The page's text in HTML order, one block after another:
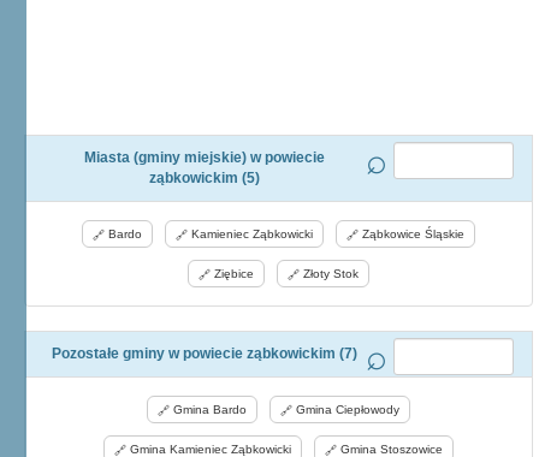
Miasta (gminy miejskie) w powiecie
ząbkowickim (5)
Bardo Kamieniec Ząbkowicki Ząbkowice Śląskie
Ziębice Złoty Stok
Pozostałe gminy w powiecie ząbkowickim (7)
Gmina Bardo Gmina Ciepłowody
Gmina Kamieniec Ząbkowicki Gmina Stoszowice